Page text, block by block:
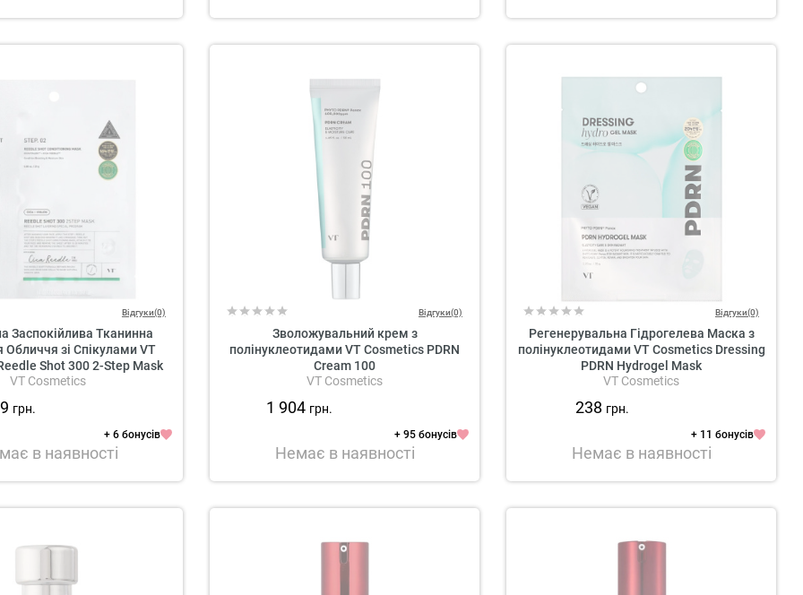
Відгуки(0)
Заспокійлива Тканинна
зі Спікулами VT
Shot 300 2-Step Mask
VT Cosmetics
грн.
+ 6 бонусів
в наявності
Відгуки(0)
Зволожувальний крем з
полінуклеотидами VT Cosmetics PDRN
Cream 100
VT Cosmetics
1 904 грн.
+ 95 бонусів
Немає в наявності
Відгуки(0)
Регенерувальна Гідрогелева Маска з
полінуклеотидами VT Cosmetics Dressing
PDRN Hydrogel Mask
VT Cosmetics
238 грн.
+ 11 бонусів
Немає в наявності